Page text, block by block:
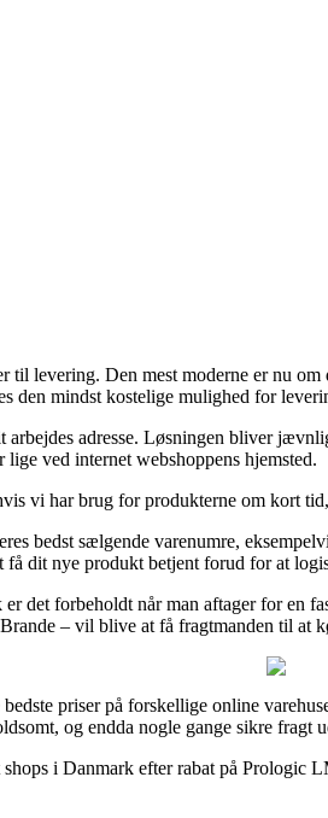
til levering. Den mest moderne er nu
den mindst kostelige mulighed for
adresse. Løsningen bliver
ved internet webshoppens hjemsted.
vi har brug for produkterne om kort
bedst sælgende varenumre,
dit nye produkt betjent forud for at
det forbeholdt når man aftager for
– vil blive at få fragtmanden til at
priser på forskellige online
og endda nogle gange sikre fragt
i Danmark efter rabat på Prologic